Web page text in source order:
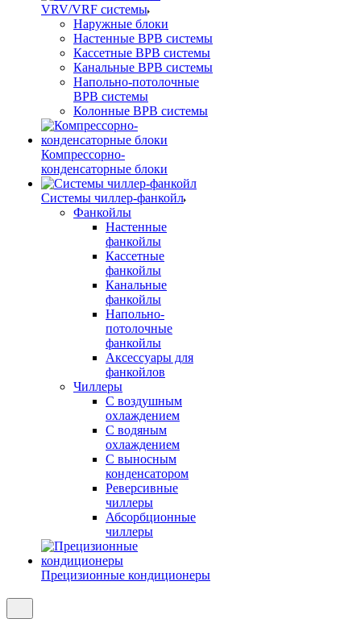
VRV/VRF системы
Наружные блоки
Настенные ВРВ системы
Кассетные ВРВ системы
Канальные ВРВ системы
Напольно-потолочные
ВРВ системы
Колонные ВРВ системы
Компрессорно-
конденсаторные блоки
Системы чиллер-фанкойл
Фанкойлы
Настенные
фанкойлы
Кассетные
фанкойлы
Канальные
фанкойлы
Напольно-
потолочные
фанкойлы
Аксессуары для
фанкойлов
Чиллеры
С воздушным
охлаждением
С водяным
охлаждением
С выносным
конденсатором
Реверсивные
чиллеры
Абсорбционные
чиллеры
Прецизионные кондиционеры